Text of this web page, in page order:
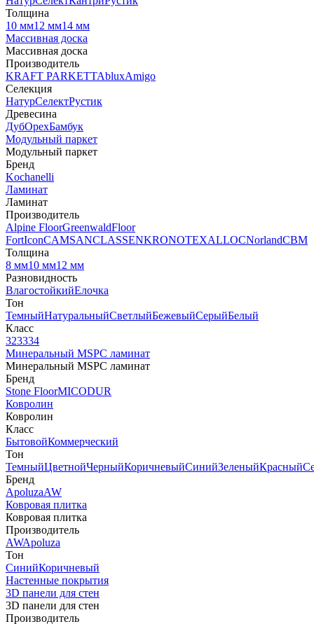
Толщина
10 мм12 мм14 мм
Массивная доска
Массивная доска
Производитель
KRAFT PARKETTAbluxAmigo
Селекция
НатурСелектРустик
Древесина
ДубОрехБамбук
Модульный паркет
Модульный паркет
Бренд
Kochanelli
Ламинат
Ламинат
Производитель
Alpine FloorGreenwaldFloor
FortIconCAMSANCLASSENKRONOTEXALLOCNorlandCBM
Толщина
8 мм10 мм12 мм
Разновидность
ВлагостойкийЕлочка
Тон
ТемныйНатуральныйСветлыйБежевыйСерыйБелый
Класс
323334
Минеральный MSPC ламинат
Минеральный MSPC ламинат
Бренд
Stone FloorMICODUR
Ковролин
Ковролин
Класс
БытовойКоммерческий
Тон
ТемныйЦветнойЧерныйКоричневыйСинийЗеленыйКрасный
Бренд
ApoluzaAW
Ковровая плитка
Ковровая плитка
Производитель
AWApoluza
Тон
СинийКоричневый
Настенные покрытия
3D панели для стен
3D панели для стен
Производитель